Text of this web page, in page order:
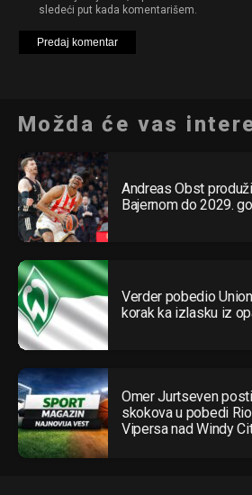
sledeći put kada komentarišem.
Možda će vas
Andreas Obst
Bajernom do 2029.
Verder pobedio
korak ka izlasku iz
Omer Jurtseven
skokova u pobedi
Vipersa nad Windy